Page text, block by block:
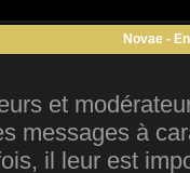
Novae -
et
messages à
il leur est